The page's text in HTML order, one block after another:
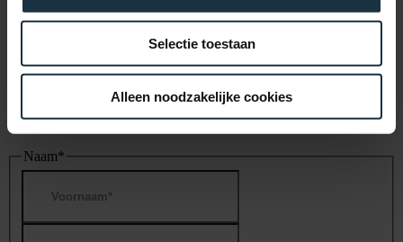
Selectie toestaan
Alleen noodzakelijke cookies
×
Schrijf je nu in en maak kans op een gratis data-
analyse
Naam*